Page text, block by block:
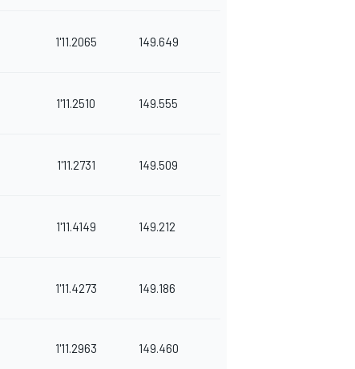
1'11.2065 149.649
1'11.2510 149.555
1'11.2731 149.509
1'11.4149 149.212
1'11.4273 149.186
1'11.2963 149.460